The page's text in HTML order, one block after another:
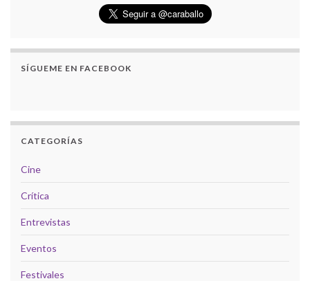
SÍGUEME EN FACEBOOK
CATEGORÍAS
Cine
Crítica
Entrevistas
Eventos
Festivales